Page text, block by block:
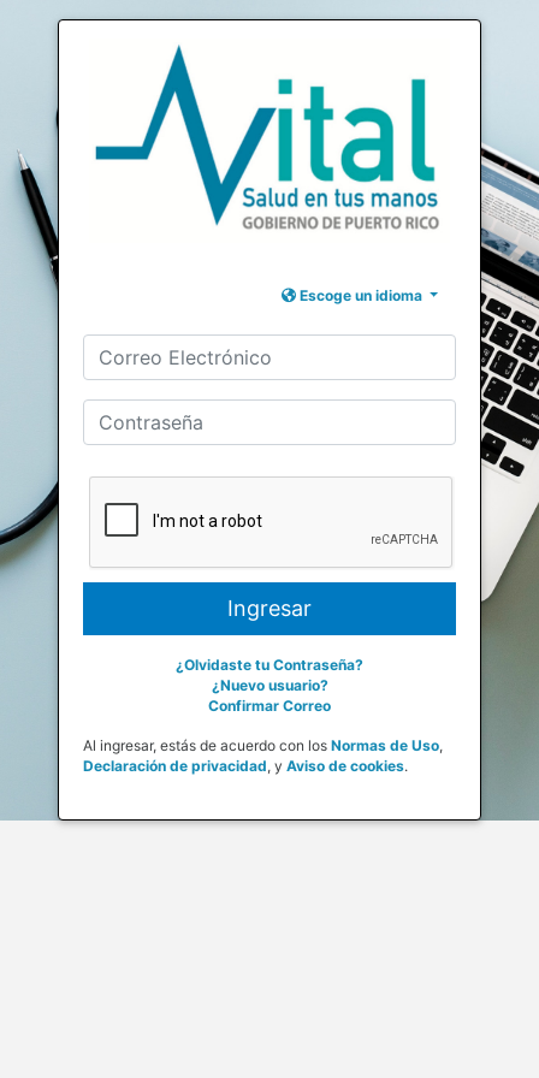
Escoge un idioma
¿Olvidaste tu Contraseña?
¿Nuevo usuario?
Confirmar Correo
Al ingresar, estás de acuerdo con los Normas de Uso,
Declaración de privacidad, y Aviso de cookies.